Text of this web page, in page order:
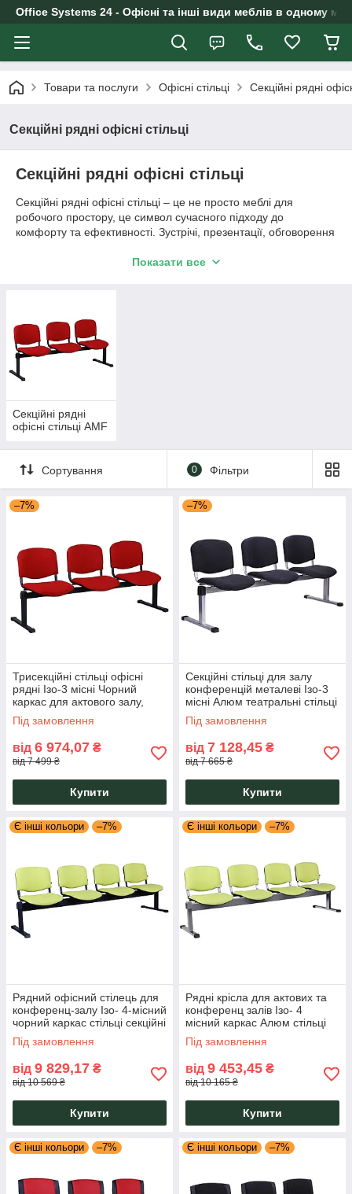
Office Systems 24 - Офісні та інші види меблів в одному
Товари та послуги Офісні стільці Секційні рядні
Секційні рядні офісні стільці
Секційні рядні офісні стільці
Секційні рядні офісні стільці – це не просто меблі для
робочого простору, це символ сучасного підходу до
комфорту та ефективності. Зустрічі, презентації, обговорення
завдяки правильному вибору меблів.
зосередитися на роботі, минаючи дискомфорт і фактори, що
відволікають.
В інтернет-магазині Office Systems 24 ви знайдете широкий
вибір офісних стільців від провідних виробників. У нас
call-центрів, а також людей з обмеженими можливостями.
Показати все
Секційні рядні
офісні стільці AMF
Сортування 0 Фільтри
–7%
Трисекційні стільці офісні
рядні Ізо-3 місні Чорний
каркас для актового залу,
конференц-зал AMF
Під замовлення
від 6 974,07 ₴
від 7 499 ₴
Купити
–7%
Секційні стільці для залу
конференцій металеві Ізо-3
місні Алюм театральні стільці
для відвідувачів AMF
Під замовлення
від 7 128,45 ₴
від 7 665 ₴
Купити
Є інші кольори –7%
Рядний офісний стілець для
конференц-залу Ізо- 4-місний
чорний каркас стільці секційні
для актового залу AMF
Під замовлення
від 9 829,17 ₴
від 10 569 ₴
Купити
Є інші кольори –7%
Рядні крісла для актових та
конференц залів Ізо- 4
місний каркас Алюм стільці
секційні для відвідувачів AMF
Під замовлення
від 9 453,45 ₴
від 10 165 ₴
Купити
Є інші кольори –7% Є інші кольори –7%